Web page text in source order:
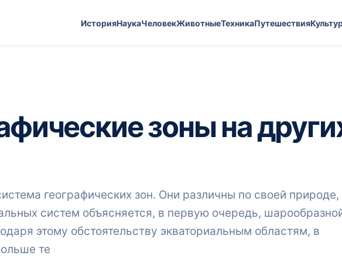
ИсторияНаукаЧеловекЖивотныеТехникаПутешествия
зоны на
географических зон. Они различны по своей природе,
систем объясняется, в первую очередь,
этому обстоятельству экваториальным областям, в
те